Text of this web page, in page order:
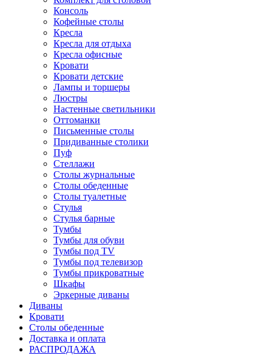
Консоль
Кофейные столы
Кресла
Кресла для отдыха
Кресла офисные
Кровати
Кровати детские
Лампы и торшеры
Люстры
Настенные светильники
Оттоманки
Письменные столы
Придиванные столики
Пуф
Стеллажи
Столы журнальные
Столы обеденные
Столы туалетные
Стулья
Стулья барные
Тумбы
Тумбы для обуви
Тумбы под TV
Тумбы под телевизор
Тумбы прикроватные
Шкафы
Эркерные диваны
Диваны
Кровати
Столы обеденные
Доставка и оплата
РАСПРОДАЖА